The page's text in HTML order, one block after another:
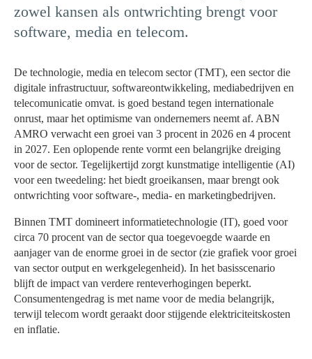
zowel kansen als ontwrichting brengt voor
software, media en telecom.
De technologie, media en telecom sector (TMT), een sector die
digitale infrastructuur, softwareontwikkeling, mediabedrijven en
telecomunicatie omvat. is goed bestand tegen internationale
onrust, maar het optimisme van ondernemers neemt af. ABN
AMRO verwacht een groei van 3 procent in 2026 en 4 procent
in 2027. Een oplopende rente vormt een belangrijke dreiging
voor de sector. Tegelijkertijd zorgt kunstmatige intelligentie (AI)
voor een tweedeling: het biedt groeikansen, maar brengt ook
ontwrichting voor software-, media- en marketingbedrijven.
Binnen TMT domineert informatietechnologie (IT), goed voor
circa 70 procent van de sector quatoegevoegde waarde en
aanjager van de enorme groei in de sector (zie grafiek voor groei
van sector output en werkgelegenheid). In het basisscenario
blijft de impact van verdere renteverhogingen beperkt.
Consumentengedrag is met name voor de media belangrijk,
terwijl telecom wordt geraakt door stijgende elektriciteitskosten
en inflatie.